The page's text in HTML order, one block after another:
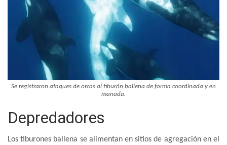
Se registraron ataques de orcas al tiburón ballena de forma coordinada y en
manada.
Depredadores
Los tiburones ballena se alimentan en sitios de agregación en el